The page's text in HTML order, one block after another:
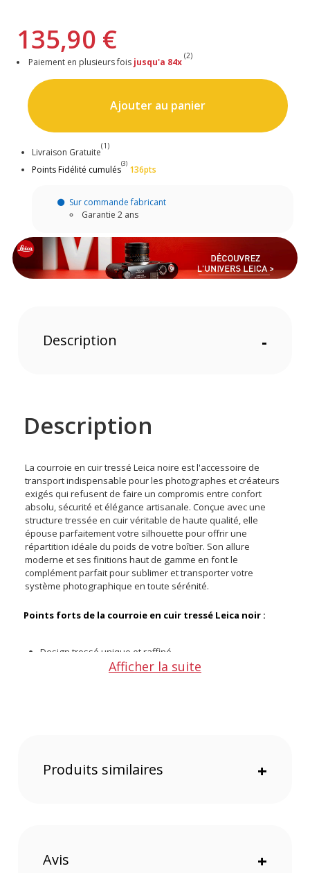
135,90 €
Paiement en plusieurs fois jusqu'a 84x
(2)
Ajouter au panier
Livraison Gratuite
(1)
Points Fidélité cumulés
(3)
136pts
Sur commande fabricant
Garantie 2 ans
Description -
Description
La courroie en cuir tressé Leica noire est l'accessoire de
transport indispensable pour les photographes et créateurs
exigés qui refusent de faire un compromis entre confort
absolu, sécurité et élégance artisanale. Conçue avec une
structure tressée en cuir véritable de haute qualité, elle
épouse parfaitement votre silhouette pour offrir une
répartition idéale du poids de votre boîtier. Son allure
moderne et ses finitions haut de gamme en font le
complément parfait pour sublimer et transporter votre
système photographique en toute sérénité.
Points forts de la courroie en cuir tressé Leica noir :
Design tressé unique et raffiné
Confection en cuir véritable de première qualité
souligne l'identité visuelle moderne et exclusive de Leica tout
une résistance accrue pour sécuriser votre matériel lors de
Afficher la suite
Produits similaires +
Avis +